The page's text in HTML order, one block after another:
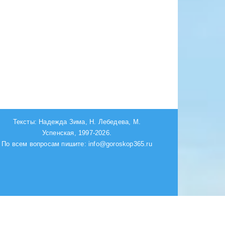
Тексты: Надежда Зима, Н. Лебедева, М.
Успенская, 1997-2026.
По всем вопросам пишите: info@goroskop365.ru